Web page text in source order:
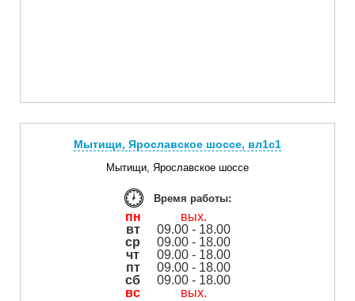
Мытищи, Ярославское шоссе, вл1с1
Мытищи, Ярославское шоссе
Время работы:
пн
вых.
вт
09.00 - 18.00
ср
09.00 - 18.00
чт
09.00 - 18.00
пт
09.00 - 18.00
сб
09.00 - 18.00
вс
вых.